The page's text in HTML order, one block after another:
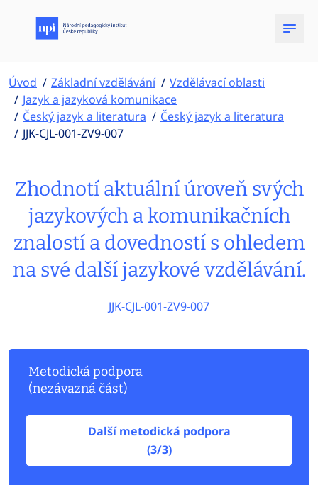
Úvod Základní vzdělávání
Vzdělávací oblasti
Jazyk a jazyková komunikace
Český jazyk a literatura
Český jazyk a literatura
JJK-CJL-001-ZV9-007
Zhodnotí aktuální úroveň svých
jazykových a komunikačních
znalostí a dovedností s ohledem
na své další jazykové vzdělávání.
JJK-CJL-001-ZV9-007
Metodická podpora
(nezávazná část)
Další metodická podpora
(3/3)